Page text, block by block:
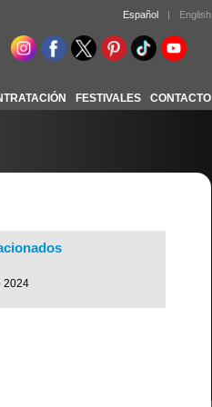
Español | English
FESTIVALES CONTACTO
2024